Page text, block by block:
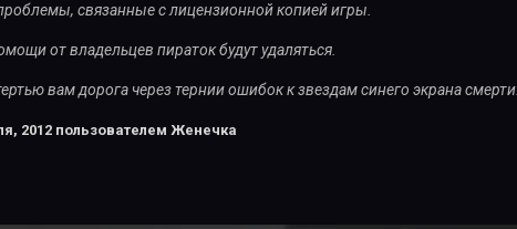
связанные с лицензионной копией игры.
от владельцев пираток будут удаляться.
вам дорога через тернии ошибок к звездам синего экрана смерти.
2012пользователем Женечка